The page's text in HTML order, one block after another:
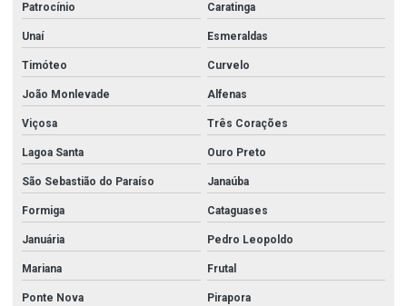
Patrocínio Caratinga
Unaí Esmeraldas
Timóteo Curvelo
João Monlevade Alfenas
Viçosa Três Corações
Lagoa Santa Ouro Preto
São Sebastião do Paraíso Janaúba
Formiga Cataguases
Januária Pedro Leopoldo
Mariana Frutal
Ponte Nova Pirapora